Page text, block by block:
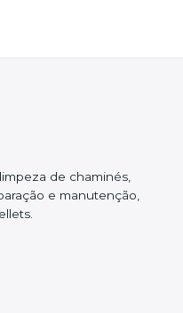
de chaminés,
e manutenção,